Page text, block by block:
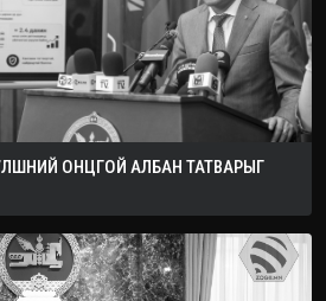
ОНЦГОЙ АЛБАН ТАТВАРЫГ